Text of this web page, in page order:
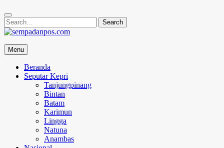
Search
for:
Search
sempadanpos.com
Menyampaikan Berita Dengan Analisa
Menu
Beranda
Seputar Kepri
Tanjungpinang
Bintan
Batam
Karimun
Lingga
Natuna
Anambas